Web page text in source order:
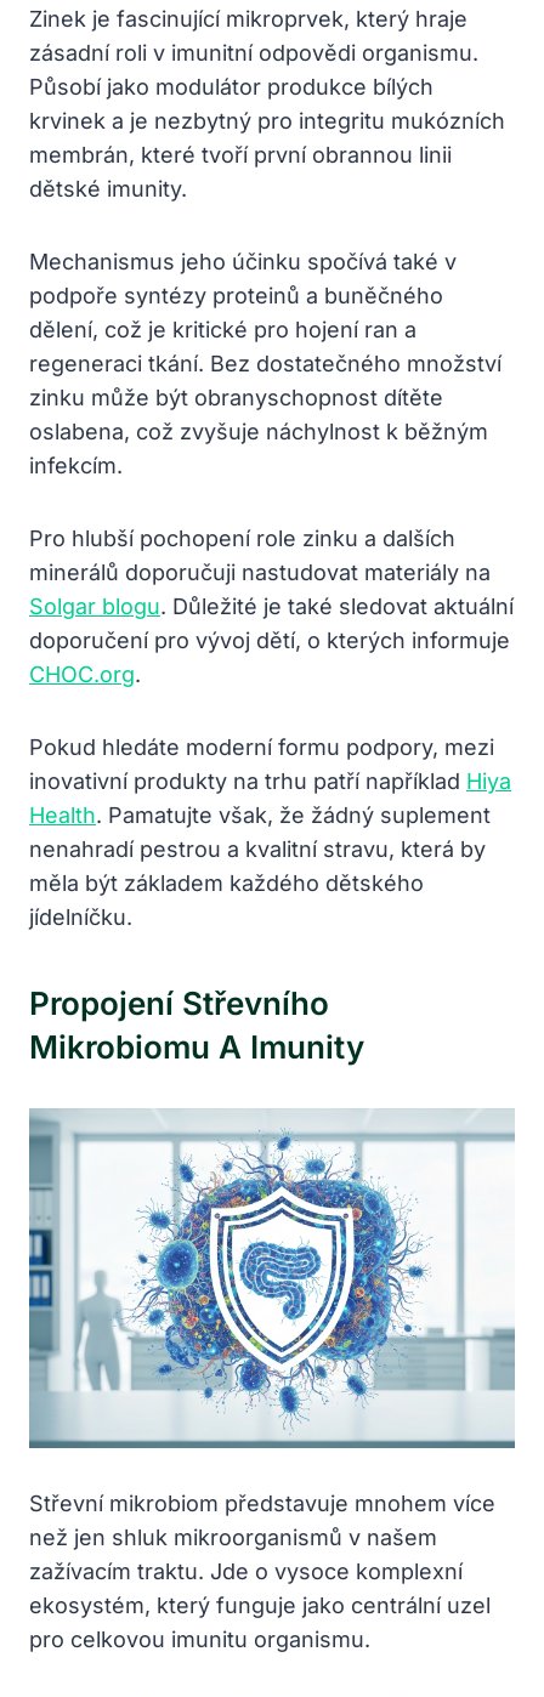
Zinek je fascinující mikroprvek, který hraje
zásadní roli v imunitní odpovědi organismu.
Působí jako modulátor produkce bílých
krvinek a je nezbytný pro integritu mukózních
membrán, které tvoří první obrannou linii
dětské imunity.
Mechanismus jeho účinku spočívá také v
podpoře syntézy proteinů a buněčného
dělení, což je kritické pro hojení ran a
regeneraci tkání. Bez dostatečného množství
zinku může být obranyschopnost dítěte
oslabena, což zvyšuje náchylnost k běžným
infekcím.
Pro hlubší pochopení role zinku a dalších
minerálů doporučuji nastudovat materiály na
Solgar blogu. Důležité je také sledovat aktuální
doporučení pro vývoj dětí, o kterých informuje
CHOC.org.
Pokud hledáte moderní formu podpory, mezi
inovativní produkty na trhu patří například Hiya
Health. Pamatujte však, že žádný suplement
nenahradí pestrou a kvalitní stravu, která by
měla být základem každého dětského
jídelníčku.
Propojení Střevního
Mikrobiomu A Imunity
Střevní mikrobiom představuje mnohem více
než jen shluk mikroorganismů v našem
zažívacím traktu. Jde o vysoce komplexní
ekosystém, který funguje jako centrální uzel
pro celkovou imunitu organismu.